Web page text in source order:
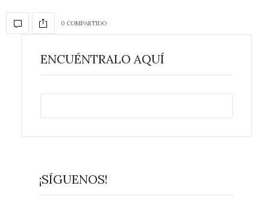
0 COMPARTIDO
ENCUÉNTRALO AQUÍ
¡SÍGUENOS!